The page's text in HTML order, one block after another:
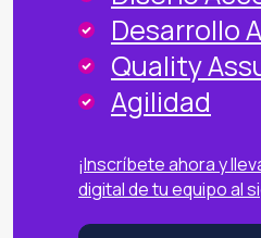
Desarrollo
Quality
Agilidad
¡Inscríbete ahora y
digital de tu equipo al